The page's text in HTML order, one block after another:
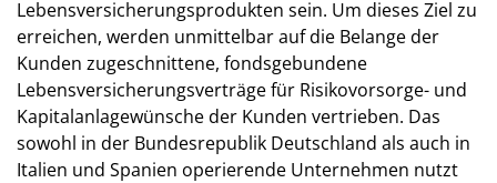
Lebensversicherungsprodukten sein. Um dieses Ziel zu
erreichen, werden unmittelbar auf die Belange der
Kunden zugeschnittene, fondsgebundene
Lebensversicherungsverträge für Risikovorsorge- und
Kapitalanlagewünsche der Kunden vertrieben. Das
sowohl in der Bundesrepublik Deutschland als auch in
Italien und Spanien operierende Unternehmen nutzt